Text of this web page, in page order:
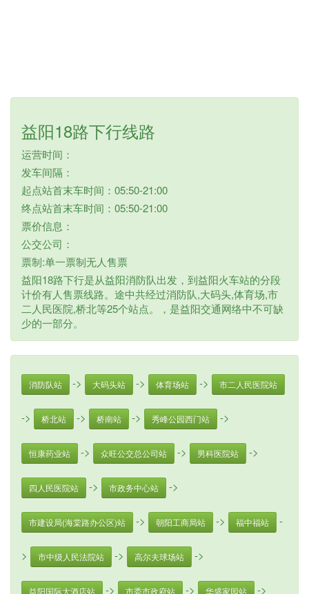
益阳18路下行线路
运营时间：
发车间隔：
起点站首末车时间：05:50-21:00
终点站首末车时间：05:50-21:00
票价信息：
公交公司：
票制:单一票制无人售票
益阳18路下行是从益阳消防队出发，到益阳火车站的分段
计价有人售票线路。途中共经过消防队,大码头,体育场,市
二人民医院,桥北等25个站点。，是益阳交通网络中不可缺
少的一部分。
消防队站 -> 大码头站 -> 体育场站 -> 市二人民医院站
-> 桥北站 -> 桥南站 -> 秀峰公园西门站 ->
恒康药业站 -> 众旺公交总公司站 -> 男科医院站 ->
四人民医院站 -> 市政务中心站 ->
市建设局(海棠路办公区)站 -> 朝阳工商局站 -> 福中福站 -
> 市中级人民法院站 -> 高尔夫球场站 ->
益阳国际大酒店站 -> 市委市政府站 -> 华盛家园站 ->